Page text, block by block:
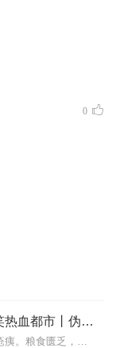
0
第九特区丨头陀渊演播丨搞笑热血都市丨伪戒丨VIP免费多人有声剧
【内容简介】灾变过后，大地满目疮痍。粮食匮乏，资源紧俏，局势混乱……一位从待规划区杀出来的青年，背对着漫天黄沙，孤身来到九区谋生，却不曾想偶然结识三五好友，一念...